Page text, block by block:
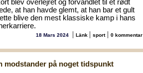
blev overlejret og forvandlet til et rødt
at han havde glemt, at han bar et gult
blive den mest klassiske kamp i hans
18 Mars 2024 | Länk | sport| 0 kommentar
modstander på noget tidspunkt